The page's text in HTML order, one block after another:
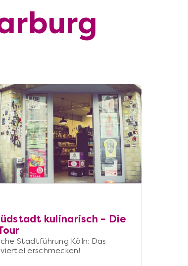
kulinarisch – Die
Stadtführung Köln: Das
erschmecken!